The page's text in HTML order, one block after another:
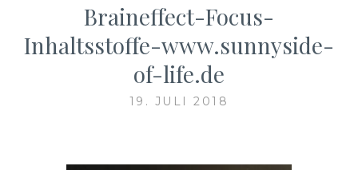
Braineffect-Focus-
Inhaltsstoffe-www.sunnyside-
of-life.de
19. JULI 2018